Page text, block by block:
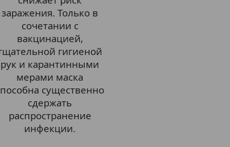
заражения. Только в
сочетании с
вакцинацией,
гигиеной
рук и карантинными
мерами маска
существенно
сдержать
распространение
инфекции.